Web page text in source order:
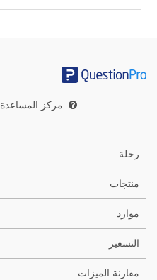
مركز المساعدة
رحلة
منتجات
موارد
التسعير
مقارنة الميزات